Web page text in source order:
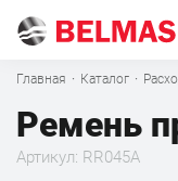
Главная · Каталог ·
Ремень
Артикул: RR045A